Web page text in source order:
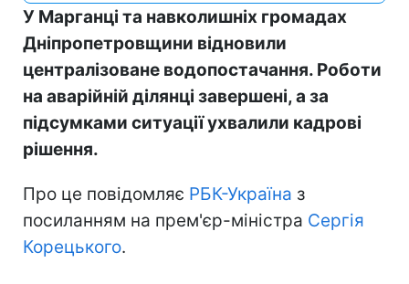
У Марганці та навколишніх громадах
Дніпропетровщини відновили
централізоване водопостачання. Роботи
на аварійній ділянці завершені, а за
підсумками ситуації ухвалили кадрові
рішення.
Про це повідомляє РБК-Україна з
посиланням на прем'єр-міністра Сергія
Корецького.